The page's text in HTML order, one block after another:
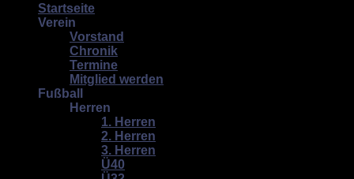
Startseite
Verein
Vorstand
Chronik
Termine
Mitglied werden
Fußball
Herren
1. Herren
2. Herren
3. Herren
Ü40